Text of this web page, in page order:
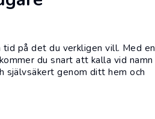
på det du verkligen vill. Med en
du snart att kalla vid namn
självsäkert genom ditt hem och